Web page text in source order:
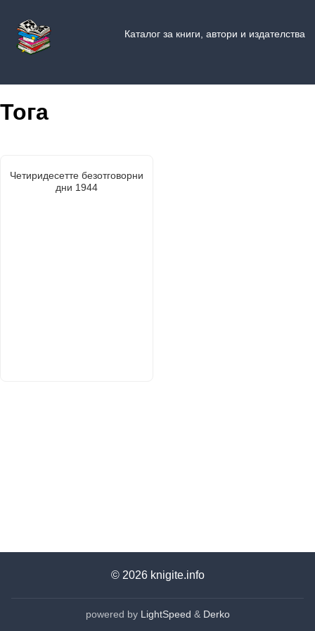
Каталог за книги, автори и издателства
Тога
Четиридесетте безотговорни
дни 1944
© 2026 knigite.info
powered by LightSpeed & Derko